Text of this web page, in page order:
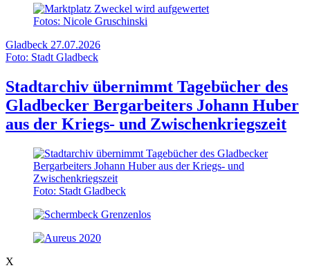
Fotos: Nicole Gruschinski
Gladbeck 27.07.2026
Foto: Stadt Gladbeck
Stadtarchiv übernimmt Tagebücher des
Gladbecker Bergarbeiters Johann Huber
aus der Kriegs- und Zwischenkriegszeit
Foto: Stadt Gladbeck
X